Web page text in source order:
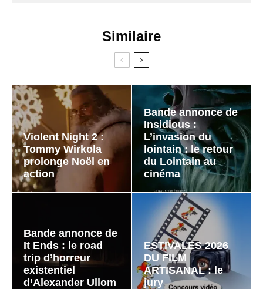
Similaire
Violent Night 2 :
Tommy Wirkola
prolonge Noël en
action
Bande annonce de
Insidious :
L’invasion du
lointain : le retour
du Lointain au
cinéma
Bande annonce de
It Ends : le road
trip d’horreur
existentiel
d’Alexander Ullom
ESTIVALES 2026
DU FILM
ARTISANAL : le
jury